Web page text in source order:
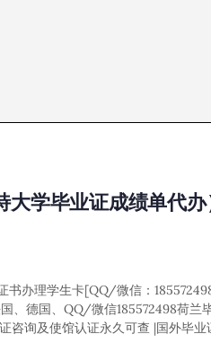
大学毕业证成绩单代办
办理学生卡[QQ/微信：
、德国、QQ/微信185572498荷
询及使馆认证永久可查 |国外毕